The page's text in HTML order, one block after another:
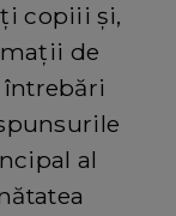
copiii și,
de
întrebări
al